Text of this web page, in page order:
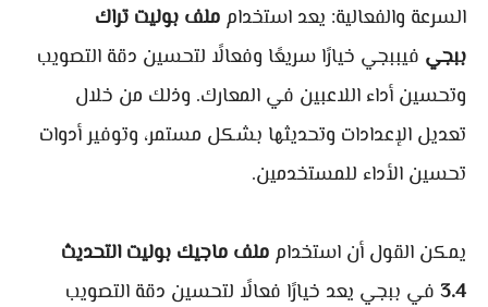
السرعة والفعالية: يعد استخدام ملف بوليت تراك
ببجي فيببجي خيارًا سريعًا وفعالًا لتحسين دقة التصويب
وتحسين أداء اللاعبين في المعارك. وذلك من خلال
تعديل الإعدادات وتحديثها بشكل مستمر، وتوفير أدوات
تحسين الأداء للمستخدمين.
يمكن القول أن استخدام ملف ماجيك بوليت التحديث
3.4 في ببجي يعد خيارًا فعالًا لتحسين دقة التصويب